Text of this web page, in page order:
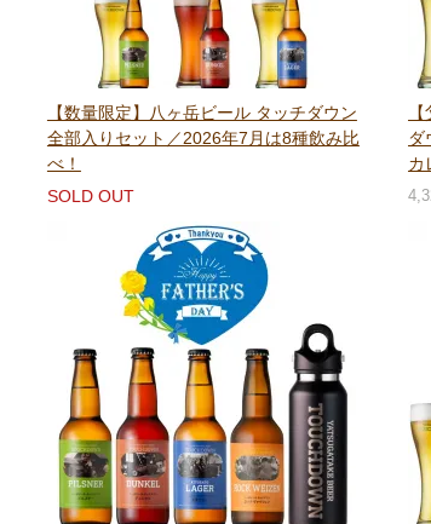
【数量限定】八ヶ岳ビール タッチダウン
全部入りセット／2026年7月は8種飲み比
べ！
SOLD OUT
ダ
カ